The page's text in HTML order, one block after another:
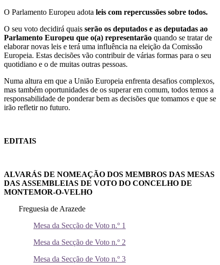
O Parlamento Europeu adota leis com repercussões sobre todos.
O seu voto decidirá quais serão os deputados e as deputadas ao
Parlamento Europeu que o(a) representarão quando se tratar de
elaborar novas leis e terá uma influência na eleição da Comissão
Europeia. Estas decisões vão contribuir de várias formas para o seu
quotidiano e o de muitas outras pessoas.
Numa altura em que a União Europeia enfrenta desafios complexos,
mas também oportunidades de os superar em comum, todos temos a
responsabilidade de ponderar bem as decisões que tomamos e que se
irão refletir no futuro.
EDITAIS
ALVARÁS DE NOMEAÇÃO DOS MEMBROS DAS MESAS
DAS ASSEMBLEIAS DE VOTO DO CONCELHO DE
MONTEMOR-O-VELHO
Freguesia de Arazede
Mesa da Secção de Voto n.º 1
Mesa da Secção de Voto n.º 2
Mesa da Secção de Voto n.º 3